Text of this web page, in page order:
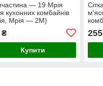
— 19 Мрія
кухонних комбайнів
Мрія — 2М)
Купити
255